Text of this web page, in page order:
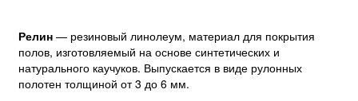
Релин — резиновый линолеум, материал для покрытия
полов, изготовляемый на основе синтетических и
натурального каучуков. Выпускается в виде рулонных
полотен толщиной от 3 до 6 мм.